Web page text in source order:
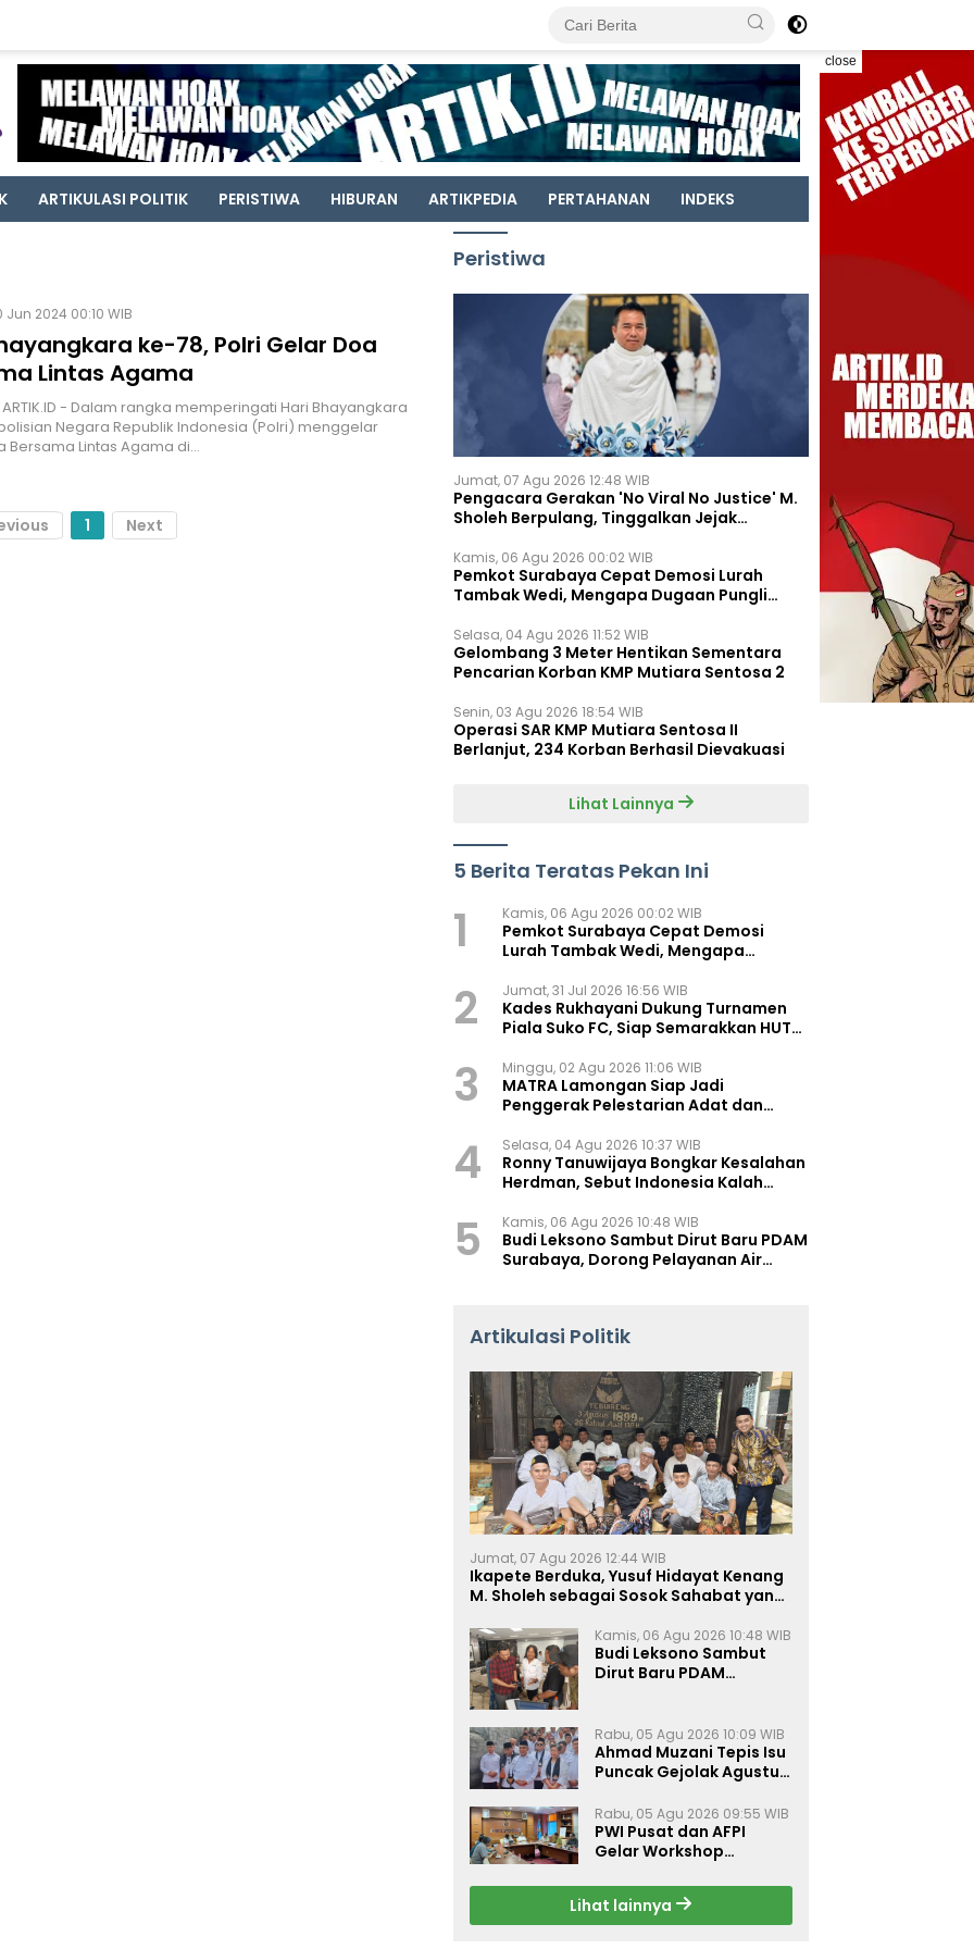
close
ARTIKULASI POLITIK PERISTIWA HIBURAN ARTIKPEDIA PERTAHANAN INDEKS
2024 00:10 WIB
ke-78, Polri Gelar Doa
Lintas Agama
ARTIK.ID - Dalam rangka memperingati Hari Bhayangkara
Negara Republik Indonesia (Polri) menggelar
Bersama Lintas Agama di…
1 Next
Peristiwa
Jumat, 07 Agu 2026 12:48 WIB
Pengacara Gerakan 'No Viral No Justice' M.
Sholeh Berpulang, Tinggalkan Jejak
Kamis, 06 Agu 2026 00:02 WIB
Pemkot Surabaya Cepat Demosi Lurah
Tambak Wedi, Mengapa Dugaan Pungli
Selasa, 04 Agu 2026 11:52 WIB
Gelombang 3 Meter Hentikan Sementara
Pencarian Korban KMP Mutiara Sentosa 2
Senin, 03 Agu 2026 18:54 WIB
Operasi SAR KMP Mutiara Sentosa II
Berlanjut, 234 Korban Berhasil Dievakuasi
Lihat Lainnya
5 Berita Teratas Pekan Ini
1 Kamis, 06 Agu 2026 00:02 WIB
Pemkot Surabaya Cepat Demosi
Lurah Tambak Wedi, Mengapa
2 Jumat, 31 Jul 2026 16:56 WIB
Kades Rukhayani Dukung Turnamen
Piala Suko FC, Siap Semarakkan HUT
3 Minggu, 02 Agu 2026 11:06 WIB
MATRA Lamongan Siap Jadi
Penggerak Pelestarian Adat dan
4 Selasa, 04 Agu 2026 10:37 WIB
Ronny Tanuwijaya Bongkar Kesalahan
Herdman, Sebut Indonesia Kalah
5 Kamis, 06 Agu 2026 10:48 WIB
Budi Leksono Sambut Dirut Baru PDAM
Surabaya, Dorong Pelayanan Air
Artikulasi Politik
Jumat, 07 Agu 2026 12:44 WIB
Ikapete Berduka, Yusuf Hidayat Kenang
M. Sholeh sebagai Sosok Sahabat yang
Kamis, 06 Agu 2026 10:48 WIB
Budi Leksono Sambut
Dirut Baru PDAM
Makin Prima
Rabu, 05 Agu 2026 10:09 WIB
Ahmad Muzani Tepis Isu
Puncak Gejolak Agustus
Perkuat Persatuan
Rabu, 05 Agu 2026 09:55 WIB
PWI Pusat dan AFPI
Gelar Workshop
Inklusi Keuangan, dan
Perlindungan Publik
Lihat lainnya